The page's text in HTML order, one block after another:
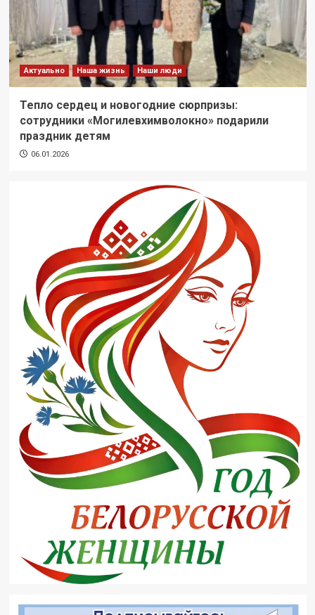
Актуально Наша жизнь Наши люди
Тепло сердец и новогодние сюрпризы:
сотрудники «Могилевхимволокно» подарили
праздник детям
06.01.2026